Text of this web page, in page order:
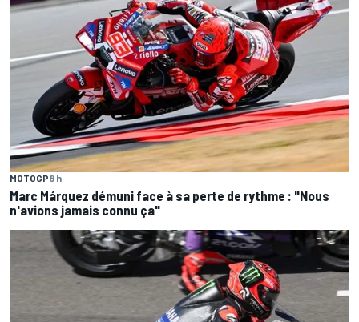
MOTOGP8 h
Marc Márquez démuni face à sa perte de rythme : "Nous
n'avions jamais connu ça"